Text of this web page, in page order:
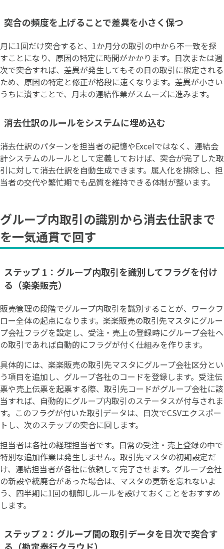
突合の頻度を上げることで差異を小さく保つ
月に1回だけ突合すると、1か月分の取引の中から不一致を探
すことになり、原因の特定に時間がかかります。日次または週
次で突合すれば、差異が発生してもその日の取引に限定される
ため、原因の特定と修正が格段に速くなります。差異が小さい
うちに潰すことで、月末の連結作業がスムーズに進みます。
消去仕訳のルールをシステムに埋め込む
消去仕訳のパターンを担当者の記憶やExcelではなく、連結会
計システムのルールとして定義しておけば、突合が完了した取
引に対して消去仕訳を自動生成できます。属人化を排除し、担
当者の交代や繁忙期でも品質を維持できる体制が整います。
グループ内取引の識別から消去仕訳まで
を一気通貫で回す
ステップ 1：グループ内取引を識別してフラグを付け
る（楽楽販売）
販売管理の段階でグループ内取引を識別することが、ワークフ
ロー全体の起点になります。楽楽販売の取引先マスタにグルー
プ会社フラグを設定し、受注・売上の登録時にグループ会社へ
の取引であれば自動的にフラグが付く仕組みを作ります。
具体的には、楽楽販売の取引先マスタにグループ会社区分とい
う項目を追加し、グループ各社のコードを登録します。受注伝
票や売上伝票を起票する際、取引先コードがグループ会社に該
当すれば、自動的にグループ内取引のステータスが付与されま
す。このフラグが付いた取引データは、日次でCSVエクスポー
トし、次のステップの突合に回します。
担当者は各社の経理担当者です。日常の受注・売上登録の中で
特別な追加作業は発生しません。取引先マスタの初期設定だ
け、連結担当者が各社に依頼して完了させます。グループ会社
の新設や統廃合があった場合は、マスタの更新を忘れないよ
う、四半期に1回の棚卸しルールを設けておくことをおすすめ
します。
ステップ 2：グループ間の取引データを日次で突合す